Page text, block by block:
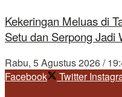
Kekeringan Meluas di
Setu dan Serpong Jadi
Rabu, 5 Agustus 2026 /
Facebook
Twitter